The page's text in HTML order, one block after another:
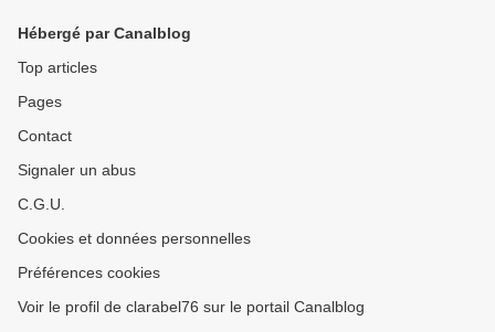
Hébergé par Canalblog
Top articles
Pages
Contact
Signaler un abus
C.G.U.
Cookies et données personnelles
Préférences cookies
Voir le profil de clarabel76 sur le portail Canalblog